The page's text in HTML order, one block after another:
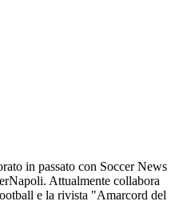
in passato con Soccer News
Attualmente collabora
e la rivista "Amarcord del